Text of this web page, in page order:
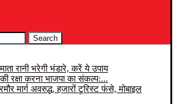
Search
रानी भरेगी भंडारे, करें ये उपाय
रक्षा करना भाजपा का संकल्प:...
मार्ग अवरुद्ध, हजारों टूरिस्ट फंसे, मोबाइल